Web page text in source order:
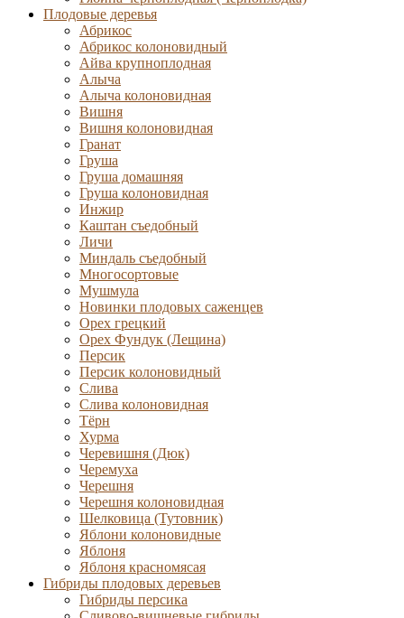
Плодовые деревья
Абрикос
Абрикос колоновидный
Айва крупноплодная
Алыча
Алыча колоновидная
Вишня
Вишня колоновидная
Гранат
Груша
Груша домашняя
Груша колоновидная
Инжир
Каштан съедобный
Личи
Миндаль съедобный
Многосортовые
Мушмула
Новинки плодовых саженцев
Орех грецкий
Орех Фундук (Лещина)
Персик
Персик колоновидный
Слива
Слива колоновидная
Тёрн
Хурма
Черевишня (Дюк)
Черемуха
Черешня
Черешня колоновидная
Шелковица (Тутовник)
Яблони колоновидные
Яблоня
Яблоня красномясая
Гибриды плодовых деревьев
Гибриды персика